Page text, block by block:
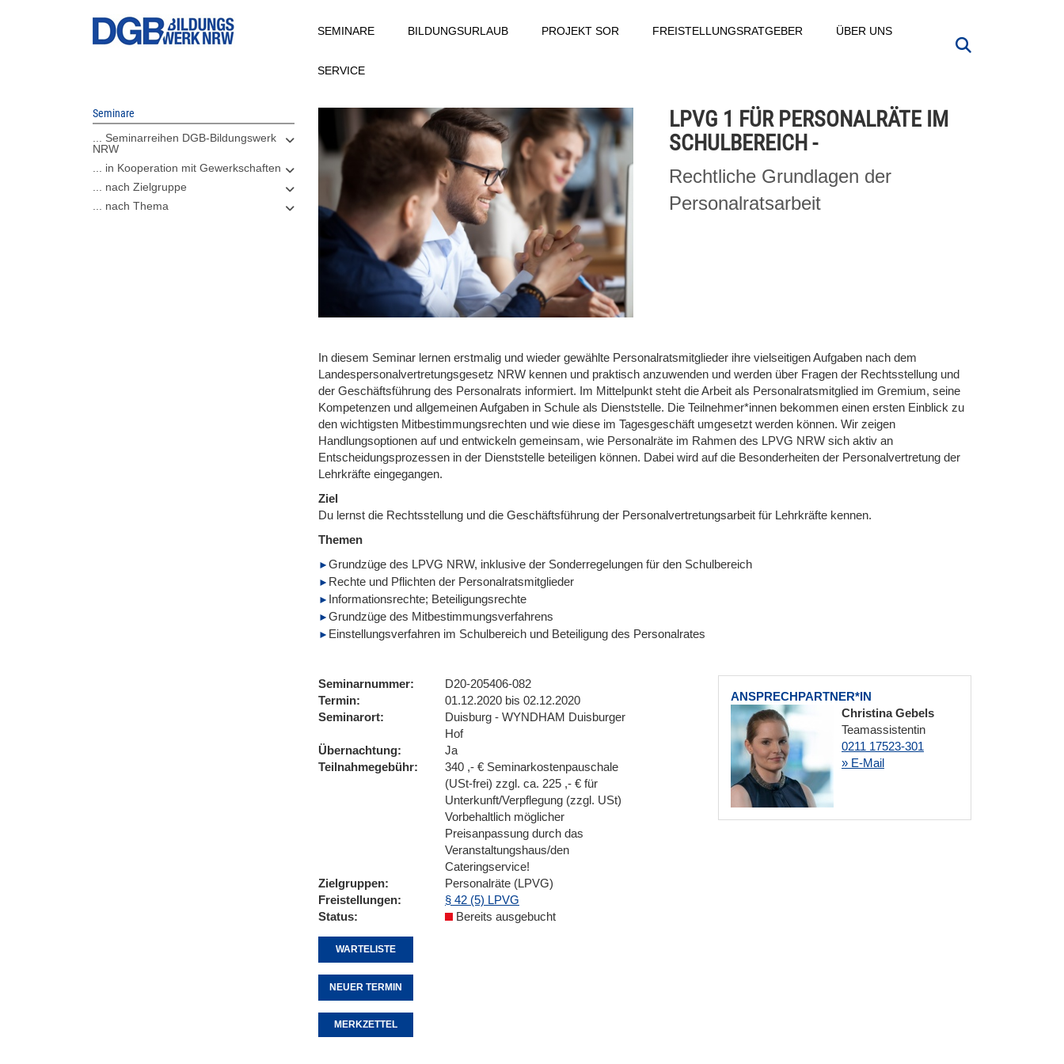
SEMINARE BILDUNGSURLAUB PROJEKT SOR FREISTELLUNGSRATGEBER ÜBER UNS
SERVICE
Seminare
... Seminarreihen DGB-Bildungswerk
NRW
... in Kooperation mit Gewerkschaften
... nach Zielgruppe
... nach Thema
LPVG 1 FÜR PERSONALRÄTE IM
SCHULBEREICH -
Rechtliche Grundlagen der
Personalratsarbeit
In diesem Seminar lernen erstmalig und wieder gewählte Personalratsmitglieder ihre vielseitigen Aufgaben nach dem
Landespersonalvertretungsgesetz NRW kennen und praktisch anzuwenden und werden über Fragen der Rechtsstellung und
der Geschäftsführung des Personalrats informiert. Im Mittelpunkt steht die Arbeit als Personalratsmitglied im Gremium, seine
Kompetenzen und allgemeinen Aufgaben in Schule als Dienststelle. Die Teilnehmer*innen bekommen einen ersten Einblick zu
den wichtigsten Mitbestimmungsrechten und wie diese im Tagesgeschäft umgesetzt werden können. Wir zeigen
Handlungsoptionen auf und entwickeln gemeinsam, wie Personalräte im Rahmen des LPVG NRW sich aktiv an
Entscheidungsprozessen in der Dienststelle beteiligen können. Dabei wird auf die Besonderheiten der Personalvertretung der
Lehrkräfte eingegangen.
Ziel
Du lernst die Rechtsstellung und die Geschäftsführung der Personalvertretungsarbeit für Lehrkräfte kennen.
Themen
Grundzüge des LPVG NRW, inklusive der Sonderregelungen für den Schulbereich
Rechte und Pflichten der Personalratsmitglieder
Informationsrechte; Beteiligungsrechte
Grundzüge des Mitbestimmungsverfahrens
Einstellungsverfahren im Schulbereich und Beteiligung des Personalrates
ANSPRECHPARTNER*IN
Christina Gebels
Teamassistentin
0211 17523-301
» E-Mail
Seminarnummer
D20-205406-082
Termin
01.12.2020 bis 02.12.2020
Seminarort
Duisburg - WYNDHAM Duisburger
Hof
Übernachtung
Ja
Teilnahmegebühr
340 ,- € Seminarkostenpauschale
(USt-frei) zzgl. ca. 225 ,- € für
Unterkunft/Verpflegung (zzgl. USt)
Vorbehaltlich möglicher
Preisanpassung durch das
Veranstaltungshaus/den
Cateringservice!
Zielgruppen
Personalräte (LPVG)
Freistellungen
§ 42 (5) LPVG
Status
Bereits ausgebucht
WARTELISTE
NEUER TERMIN
MERKZETTEL